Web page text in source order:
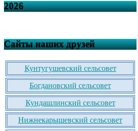
2026
Сайты наших друзей
Кунтугушевский сельсовет
Богдановский сельсовет
Кундашлинский сельсовет
Нижнекарышевский сельсовет